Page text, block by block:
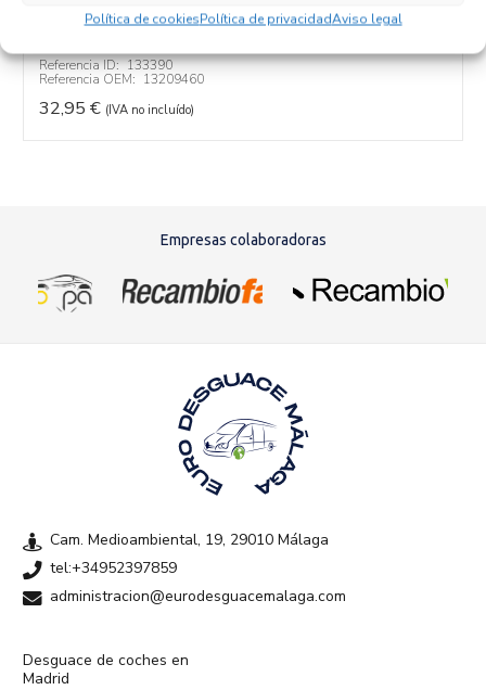
Política de cookiesPolítica de privacidadAviso legal
PANTALLA MULTIFUNCION 13209460
Referencia ID: 133390
Referencia OEM: 13209460
32,95 € (IVA no incluído)
Empresas colaboradoras
Cam. Medioambiental, 19, 29010 Málaga
tel:+34952397859
administracion@eurodesguacemalaga.com
Desguace de coches en
Madrid